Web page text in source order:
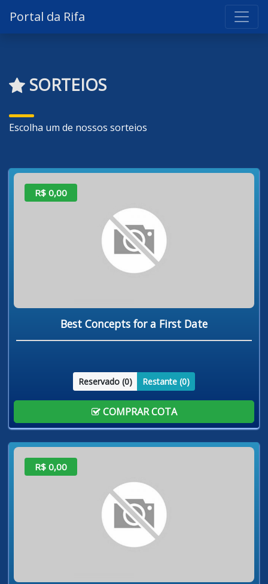
Portal da Rifa
SORTEIOS
Escolha um de nossos sorteios
R$ 0,00
Best Concepts for a First Date
Reservado (0) Restante (0)
COMPRAR COTA
R$ 0,00